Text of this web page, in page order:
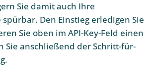
Sie damit auch Ihre
Den Einstieg erledigen Sie
Sie oben im API-Key-Feld einen
Sie anschließend der Schritt-für-